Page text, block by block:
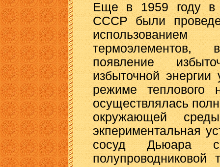
Еще в 1959 году в
СССР были
появление
избыточной энергии
режиме теплового
осуществлялась
окружающей
экпериментальная
сосуд Дьюара
полупроводниковой